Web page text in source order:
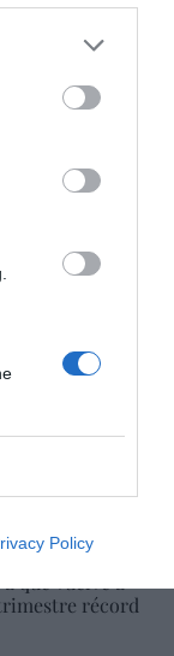
Policy
del
reputación e
con
posesión
mismo... y es
récord